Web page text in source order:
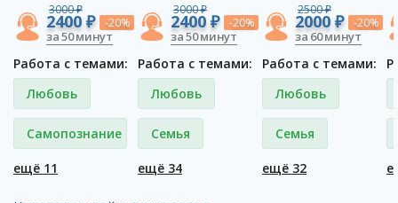
3000 ₽
2400 ₽ -20%
за 50 минут
Работа с темами:
Любовь
Самопознание
ещё 11
3000 ₽
2400 ₽ -20%
за 50 минут
Работа с темами:
Любовь
Семья
ещё 34
2500 ₽
2000 ₽ -20%
за 60 минут
Работа с темами:
Любовь
Семья
ещё 32